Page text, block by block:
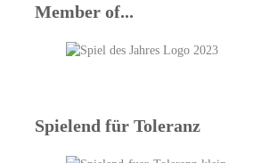
Member of...
Spielend für Toleranz